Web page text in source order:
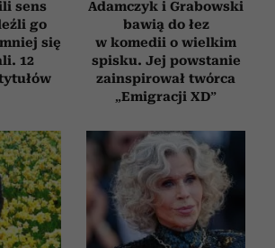
sens
go
się
12
Adamczyk i Grabowski
bawią do łez
w komedii o wielkim
spisku. Jej powstanie
zainspirował twórca
„Emigracji XD”